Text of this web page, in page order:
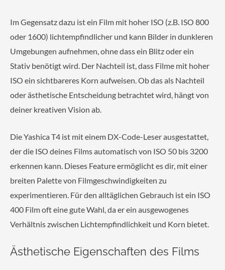
Im Gegensatz dazu ist ein Film mit hoher ISO (z.B. ISO 800
oder 1600) lichtempfindlicher und kann Bilder in dunkleren
Umgebungen aufnehmen, ohne dass ein Blitz oder ein
Stativ benötigt wird. Der Nachteil ist, dass Filme mit hoher
ISO ein sichtbareres Korn aufweisen. Ob das als Nachteil
oder ästhetische Entscheidung betrachtet wird, hängt von
deiner kreativen Vision ab.
Die Yashica T4 ist mit einem DX-Code-Leser ausgestattet,
der die ISO deines Films automatisch von ISO 50 bis 3200
erkennen kann. Dieses Feature ermöglicht es dir, mit einer
breiten Palette von Filmgeschwindigkeiten zu
experimentieren. Für den alltäglichen Gebrauch ist ein ISO
400 Film oft eine gute Wahl, da er ein ausgewogenes
Verhältnis zwischen Lichtempfindlichkeit und Korn bietet.
Ästhetische Eigenschaften des Films